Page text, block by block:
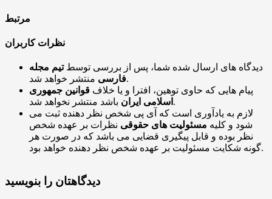
مرتبط
نظرات کاربران
دیدگاه های ارسال شده شما، پس از بررسی توسطتیم مجله
فارسیمنتشر خواهد شد.
پیام هایی که حاوی توهین، افترا و یا خلاف قوانین جمهوری
اسلامی ایران باشد منتشر نخواهد شد.
لازم به یادآوری است که آی پی شخص نظر دهنده ثبت می
شود و کلیه مسئولیت های حقوقی نظرات بر عهده شخص
نظر بوده و قابل پیگیری قضایی می باشد که در صورت هر
گونه شکایت مسئولیت بر عهده شخص نظر دهنده خواهد بود.
دیدگاهتان را بنویسید